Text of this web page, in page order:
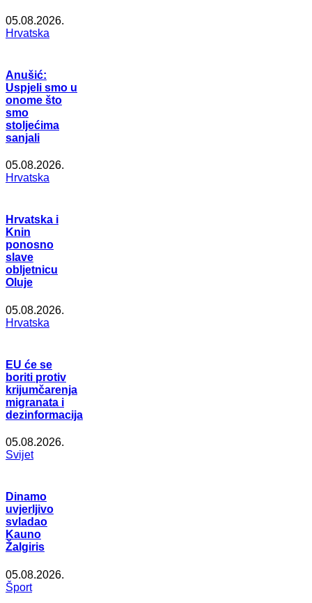
05.08.2026.
Hrvatska
Anušić:
Uspjeli smo u
onome što
smo
stoljećima
sanjali
05.08.2026.
Hrvatska
Hrvatska i
Knin
ponosno
slave
obljetnicu
Oluje
05.08.2026.
Hrvatska
EU će se
boriti protiv
krijumčarenja
migranata i
dezinformacija
05.08.2026.
Svijet
Dinamo
uvjerljivo
svladao
Kauno
Žalgiris
05.08.2026.
Šport